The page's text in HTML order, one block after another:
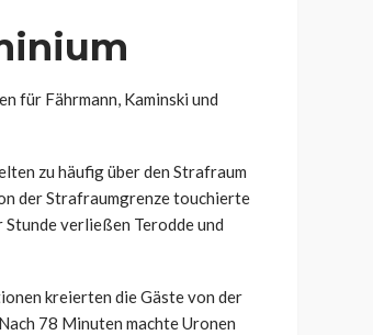
für Fährmann, Kaminski und
zu häufig über den Strafraum
der Strafraumgrenze touchierte
verließen Terodde und
kreierten die Gäste von der
78 Minuten machte Uronen